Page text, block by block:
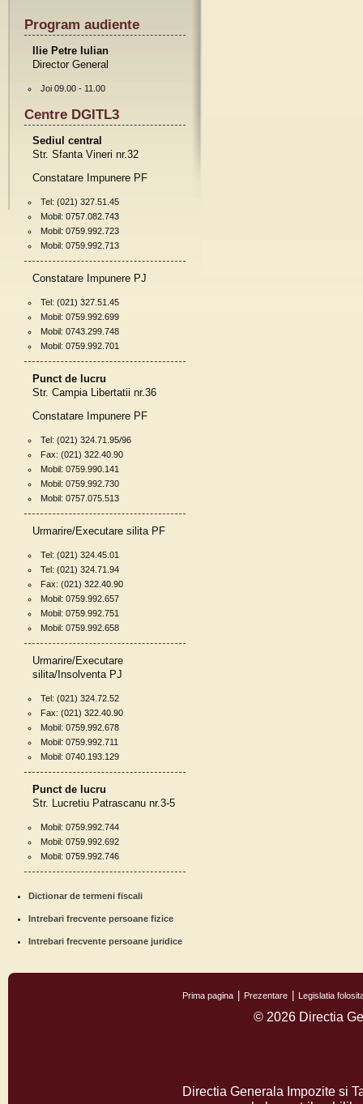
Program audiente
Ilie Petre Iulian
Director General
Joi 09.00 - 11.00
Centre DGITL3
Sediul central
Str. Sfanta Vineri nr.32
Constatare Impunere PF
Tel: (021) 327.51.45
Mobil: 0757.082.743
Mobil: 0759.992.723
Mobil: 0759.992.713
Constatare Impunere PJ
Tel: (021) 327.51.45
Mobil: 0759.992.699
Mobil: 0743.299.748
Mobil: 0759.992.701
Punct de lucru
Str. Campia Libertatii nr.36
Constatare Impunere PF
Tel: (021) 324.71.95/96
Fax: (021) 322.40.90
Mobil: 0759.990.141
Mobil: 0759.992.730
Mobil: 0757.075.513
Urmarire/Executare silita PF
Tel: (021) 324.45.01
Tel: (021) 324.71.94
Fax: (021) 322.40.90
Mobil: 0759.992.657
Mobil: 0759.992.751
Mobil: 0759.992.658
Urmarire/Executare
silita/Insolventa PJ
Tel: (021) 324.72.52
Fax: (021) 322.40.90
Mobil: 0759.992.678
Mobil: 0759.992.711
Mobil: 0740.193.129
Punct de lucru
Str. Lucretiu Patrascanu nr.3-5
Mobil: 0759.992.744
Mobil: 0759.992.692
Mobil: 0759.992.746
Dictionar de termeni fiscali
Intrebari frecvente persoane fizice
Intrebari frecvente persoane juridice
Prima pagina Prezentare Legislatia
© 2026 Directia
Directia Generala Impozite si